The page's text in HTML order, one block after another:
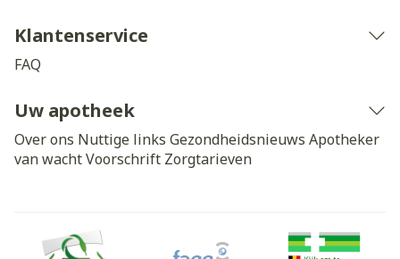
Klantenservice
FAQ
Uw apotheek
Over ons Nuttige links Gezondheidsnieuws Apotheker
van wachtVoorschrift Zorgtarieven